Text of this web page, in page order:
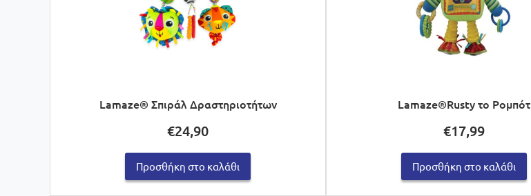
Lamaze® Σπιράλ Δραστηριοτήτων
€24,90
Προσθήκη στο καλάθι
Lamaze®Rusty το Ρομπότ
€17,99
Προσθήκη στο καλάθι